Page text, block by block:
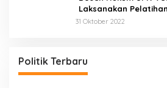
Laksanakan
di Desa Jatisura
31 Oktober 2022
Politik Terbaru